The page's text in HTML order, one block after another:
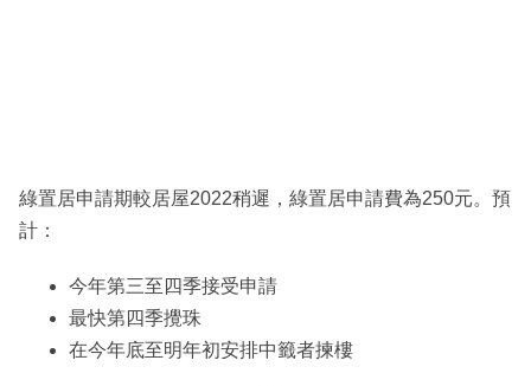
綠置居申請期較居屋2022稍遲，綠置居申請費為250元。預
計：
今年第三至四季接受申請
最快第四季攪珠
在今年底至明年初安排中籤者揀樓